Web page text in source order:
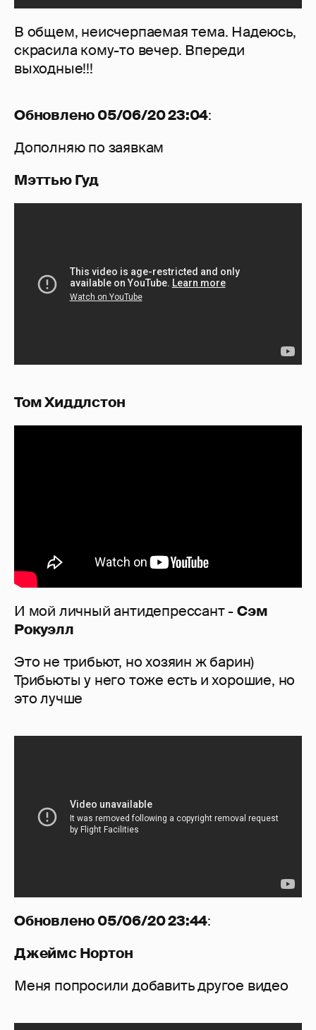
В общем, неисчерпаемая тема. Надеюсь,
скрасила кому-то вечер. Впереди
выходные!!!
Обновлено 05/06/20 23:04:
Дополняю по заявкам
Мэттью Гуд
Том Хиддлстон
И мой личный антидепрессант -Сэм
Рокуэлл
Это не трибьют, но хозяин ж барин)
Трибьюты у него тоже есть и хорошие, но
это лучше
Обновлено 05/06/20 23:44:
Джеймс Нортон
Меня попросили добавить другое видео